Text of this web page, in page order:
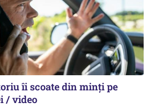
îi scoate din minți pe
/ video